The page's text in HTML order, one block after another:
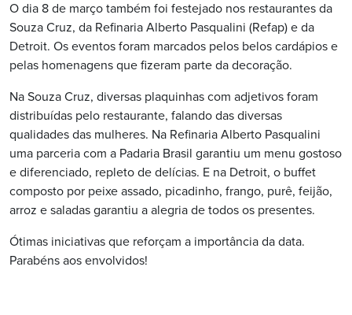
O dia 8 de março também foi festejado nos restaurantes da
Souza Cruz, da Refinaria Alberto Pasqualini (Refap) e da
Detroit. Os eventos foram marcados pelos belos cardápios e
pelas homenagens que fizeram parte da decoração.
Na Souza Cruz, diversas plaquinhas com adjetivos foram
distribuídas pelo restaurante, falando das diversas
qualidades das mulheres. Na Refinaria Alberto Pasqualini
uma parceria com a Padaria Brasil garantiu um menu gostoso
e diferenciado, repleto de delícias. E na Detroit, o buffet
composto por peixe assado, picadinho, frango, purê, feijão,
arroz e saladas garantiu a alegria de todos os presentes.
Ótimas iniciativas que reforçam a importância da data.
Parabéns aos envolvidos!